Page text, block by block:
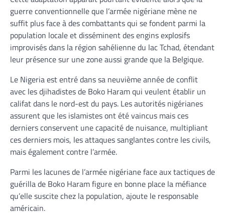
guerre conventionnelle que l’armée nigériane mène ne
suffit plus face à des combattants qui se fondent parmi la
population locale et disséminent des engins explosifs
improvisés dans la région sahélienne du lac Tchad, étendant
leur présence sur une zone aussi grande que la Belgique.
Le Nigeria est entré dans sa neuvième année de conflit
avec les djihadistes de Boko Haram qui veulent établir un
califat dans le nord-est du pays. Les autorités nigérianes
assurent que les islamistes ont été vaincus mais ces
derniers conservent une capacité de nuisance, multipliant
ces derniers mois, les attaques sanglantes contre les civils,
mais également contre l’armée.
Parmi les lacunes de l’armée nigériane face aux tactiques de
guérilla de Boko Haram figure en bonne place la méfiance
qu’elle suscite chez la population, ajoute le responsable
américain.